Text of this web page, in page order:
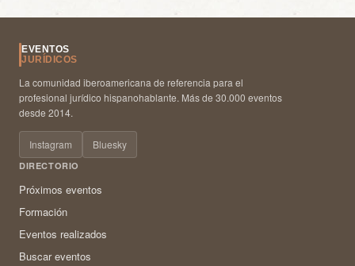
EVENTOS
JURÍDICOS
La comunidad iberoamericana de referencia para el
profesional jurídico hispanohablante. Más de 30.000 eventos
desde 2014.
Instagram Bluesky
DIRECTORIO
Próximos eventos
Formación
Eventos realizados
Buscar eventos